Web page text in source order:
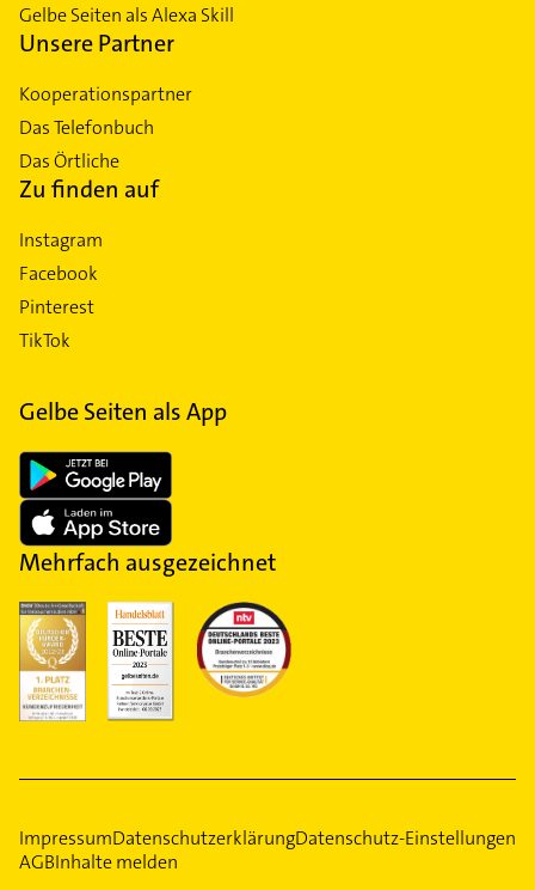
Gelbe Seiten als Alexa Skill
Unsere Partner
Kooperationspartner
Das Telefonbuch
Das Örtliche
Zu finden auf
Instagram
Facebook
Pinterest
TikTok
Gelbe Seiten als App
Mehrfach ausgezeichnet
ImpressumDatenschutzerklärungDatenschutz-Einstellungen
AGBInhalte melden